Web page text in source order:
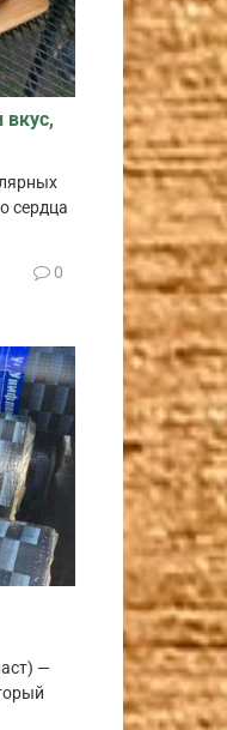
вкус,
сердца
0
—